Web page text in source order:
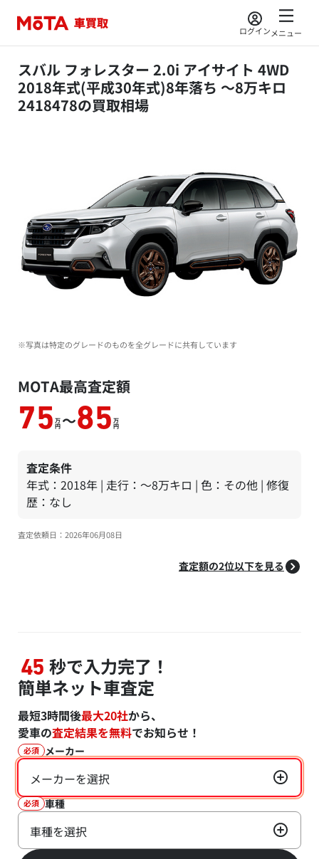
ログインメニュー
スバル フォレスター 2.0i アイサイト 4WD
2018年式(平成30年式)8年落ち ～8万キロ
2418478の買取相場
※写真は特定のグレードのものを全グレードに共有しています
MOTA最高査定額
75 万
円 ～85 万
円
査定条件
年式：2018年 | 走行：～8万キロ | 色：その他 | 修復
歴：なし
査定依頼日：2026年06月08日
査定額の2位以下を見る
45 秒で入力完了！
簡単ネット車査定
最短3時間後最大20社から、
愛車の査定結果を無料でお知らせ！
必須 メーカー
メーカーを選択
必須 車種
車種を選択